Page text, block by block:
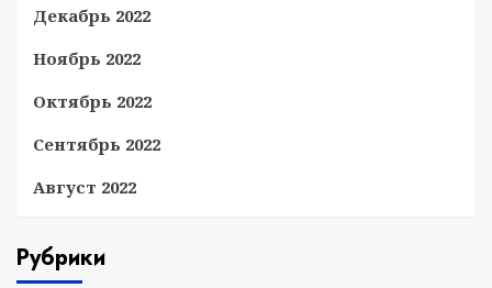
Декабрь 2022
Ноябрь 2022
Октябрь 2022
Сентябрь 2022
Август 2022
Рубрики